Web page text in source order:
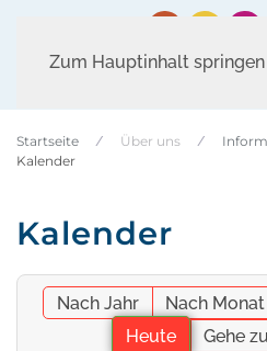
Zum Hauptinhalt springen
Startseite Über uns
Kalender
Kalender
Nach Jahr Nach Monat
Heute
Gehe